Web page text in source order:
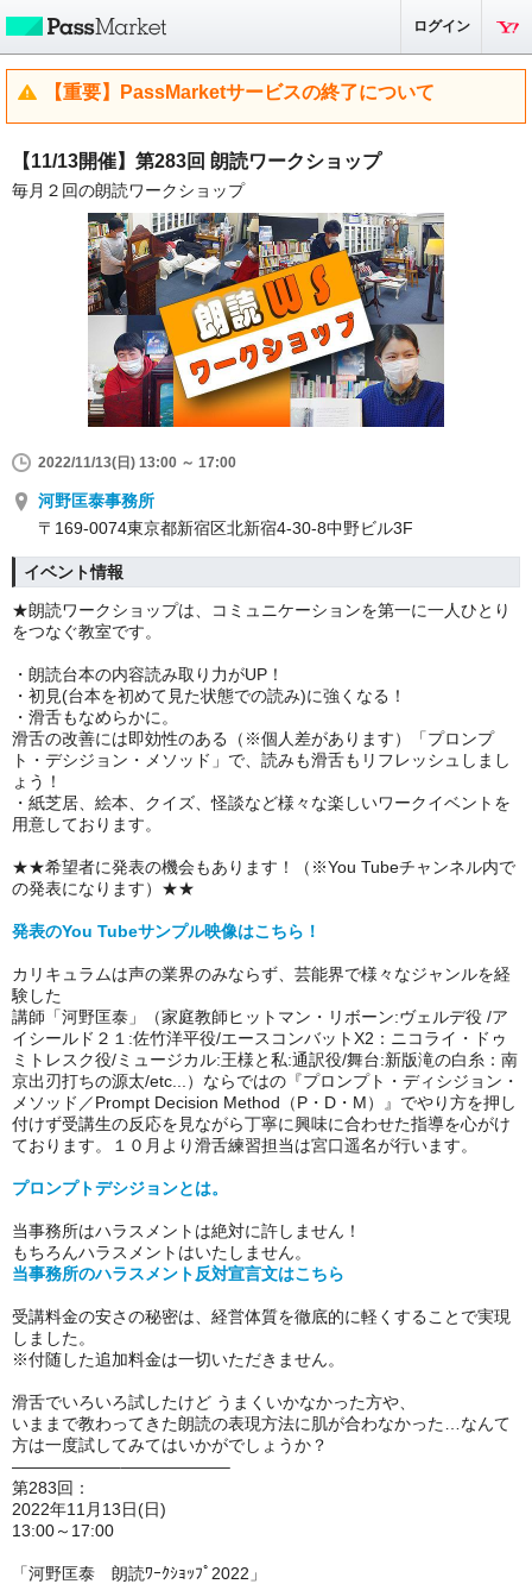
ログイン
【重要】PassMarketサービスの終了について
【11/13開催】第283回 朗読ワークショップ
毎月２回の朗読ワークショップ
2022/11/13(日) 13:00 ～ 17:00
河野匡泰事務所
〒169-0074東京都新宿区北新宿4-30-8中野ビル3F
イベント情報
★朗読ワークショップは、コミュニケーションを第一に一人ひとり
をつなぐ教室です。
・朗読台本の内容読み取り力がUP！
・初見(台本を初めて見た状態での読み)に強くなる！
・滑舌もなめらかに。
滑舌の改善には即効性のある（※個人差があります）「プロンプ
ト・デシジョン・メソッド」で、読みも滑舌もリフレッシュしまし
ょう！
・紙芝居、絵本、クイズ、怪談など様々な楽しいワークイベントを
用意しております。
★★希望者に発表の機会もあります！（※You Tubeチャンネル内で
の発表になります）★★
発表のYou Tubeサンプル映像はこちら！
カリキュラムは声の業界のみならず、芸能界で様々なジャンルを経
験した
講師「河野匡泰」（家庭教師ヒットマン・リボーン:ヴェルデ役 /ア
イシールド２１:佐竹洋平役/エースコンバットX2：ニコライ・ドゥ
ミトレスク役/ミュージカル:王様と私:通訳役/舞台:新版滝の白糸：南
京出刃打ちの源太/etc...
）ならではの『プロンプト・ディシジョン・
メソッド／Prompt Decision Method（P・D・M）』でやり方を押し
付けず受講生の反応を見ながら丁寧に興味に合わせた指導を心がけ
ております。１０月より滑舌練習担当は宮口遥名が行います。
プロンプトデシジョンとは。
当事務所はハラスメントは絶対に許しません！
もちろんハラスメントはいたしません。
当事務所のハラスメント反対宣言文はこちら
受講料金の安さの秘密は、経営体質を徹底的に軽くすることで実現
しました。
※付随した追加料金は一切いただきません。
滑舌でいろいろ試したけど うまくいかなかった方や、
いままで教わってきた朗読の表現方法に肌が合わなかった…なんて
方は一度試してみてはいかがでしょうか？
——————–——————–
第283回：
2022年11月13日(日)
13:00～17:00
「河野匡泰 朗読ﾜｰｸｼｮｯﾌﾟ2022」